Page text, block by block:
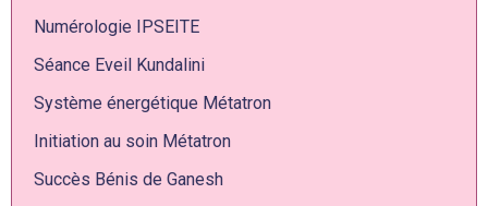
Numérologie IPSEITE
Séance Eveil Kundalini
Système énergétique Métatron
Initiation au soin Métatron
Succès Bénis de Ganesh